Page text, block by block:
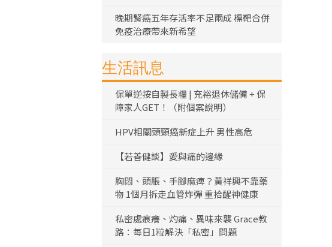
晚期腎癌五年存活率不足兩成 標靶合併
免疫治療帶來新希望
生活訊息
保單逆按自製長糧 | 充裕退休儲備 + 保
障家人GET！（附個案說明）
HPV相關頭頸癌新症上升 男性高危
【若善健談】愛與痛的邊緣
胸悶、頭脹、手腳麻痺？黃祥興不靠藥
物 1個月拆走血管炸彈 重拾醒神健康
私密處痕癢、灼痛、異味來襲 Grace教
路：每日1粒解決「私密」問題